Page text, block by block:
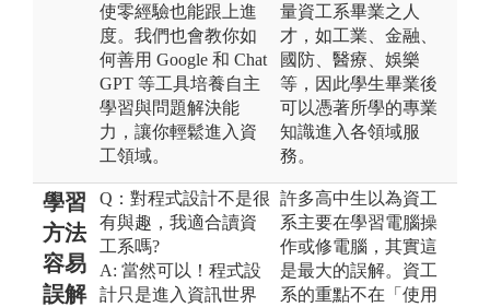
使零經驗也能跟上進
度。我們也會教你如
何善用 Google 和 Chat
GPT 等工具培養自主
學習與問題解決能
力，讓你輕鬆進入資
工領域。
量資工系畢業之人
才，如工業、金融、
國防、醫療、娛樂
等，因此學生畢業後
可以憑著所學的專業
知識進入各領域服
務。
學習
方法
容易
誤解
Q：對程式設計不是很
有與趣，我適合讀資
工系嗎?
A: 當然可以！程式設
計只是進入資訊世界
許多高中生以為資工
系主要在學習電腦操
作或修電腦，其實這
是最大的誤解。資工
系的重點不在「使用